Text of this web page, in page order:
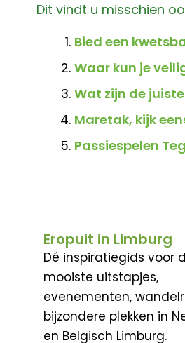
Dit vindt u misschien
Bied een
Waar kun je
Wat zijn de
Maretak, kijk
Passiespelen
Eropuit in Limburg
Dé inspiratiegids voor
mooiste uitstapjes,
evenementen,
bijzondere plekken in
en Belgisch Limburg.